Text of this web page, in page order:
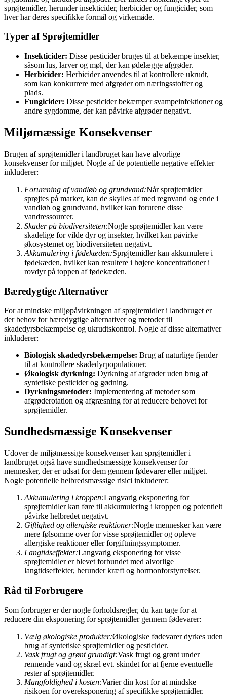
sprøjtemidler, herunder insekticider, herbicider og fungicider, som
hver har deres specifikke formål og virkemåde.
Typer af Sprøjtemidler
Insekticider: Disse pesticider bruges til at bekæmpe insekter,
såsom lus, larver og møl, der kan ødelægge afgrøder.
Herbicider: Herbicider anvendes til at kontrollere ukrudt,
som kan konkurrere med afgrøder om næringsstoffer og
plads.
Fungicider: Disse pesticider bekæmper svampeinfektioner og
andre sygdomme, der kan påvirke afgrøder negativt.
Miljømæssige Konsekvenser
Brugen af sprøjtemidler i landbruget kan have alvorlige
konsekvenser for miljøet. Nogle af de potentielle negative effekter
inkluderer:
Forurening af vandløb og grundvand:Når sprøjtemidler
sprøjtes på marker, kan de skylles af med regnvand og ende i
vandløb og grundvand, hvilket kan forurene disse
vandressourcer.
Skader på biodiversiteten:Nogle sprøjtemidler kan være
skadelige for vilde dyr og insekter, hvilket kan påvirke
økosystemet og biodiversiteten negativt.
Akkumulering i fødekæden:Sprøjtemidler kan akkumulere i
fødekæden, hvilket kan resultere i højere koncentrationer i
rovdyr på toppen af fødekæden.
Bæredygtige Alternativer
For at mindske miljøpåvirkningen af sprøjtemidler i landbruget er
der behov for bæredygtige alternativer og metoder til
skadedyrsbekæmpelse og ukrudtskontrol. Nogle af disse alternativer
inkluderer:
Biologisk skadedyrsbekæmpelse: Brug af naturlige fjender
til at kontrollere skadedyrpopulationer.
Økologisk dyrkning: Dyrkning af afgrøder uden brug af
syntetiske pesticider og gødning.
Dyrkningsmetoder: Implementering af metoder som
afgrøderotation og afgræsning for at reducere behovet for
sprøjtemidler.
Sundhedsmæssige Konsekvenser
Udover de miljømæssige konsekvenser kan sprøjtemidler i
landbruget også have sundhedsmæssige konsekvenser for
mennesker, der er udsat for dem gennem fødevarer eller miljøet.
Nogle potentielle helbredsmæssige risici inkluderer:
Akkumulering i kroppen:Langvarig eksponering for
sprøjtemidler kan føre til akkumulering i kroppen og potentielt
påvirke helbredet negativt.
Giftighed og allergiske reaktioner:Nogle mennesker kan være
mere følsomme over for visse sprøjtemidler og opleve
allergiske reaktioner eller forgiftningssymptomer.
Langtidseffekter:Langvarig eksponering for visse
sprøjtemidler er blevet forbundet med alvorlige
langtidseffekter, herunder kræft og hormonforstyrrelser.
Råd til Forbrugere
Som forbruger er der nogle forholdsregler, du kan tage for at
reducere din eksponering for sprøjtemidler gennem fødevarer:
Vælg økologiske produkter:Økologiske fødevarer dyrkes uden
brug af syntetiske sprøjtemidler og pesticider.
Vask frugt og grønt grundigt:Vask frugt og grønt under
rennende vand og skræl evt. skindet for at fjerne eventuelle
rester af sprøjtemidler.
Mangfoldighed i kosten:Varier din kost for at mindske
risikoen for overeksponering af specifikke sprøjtemidler.